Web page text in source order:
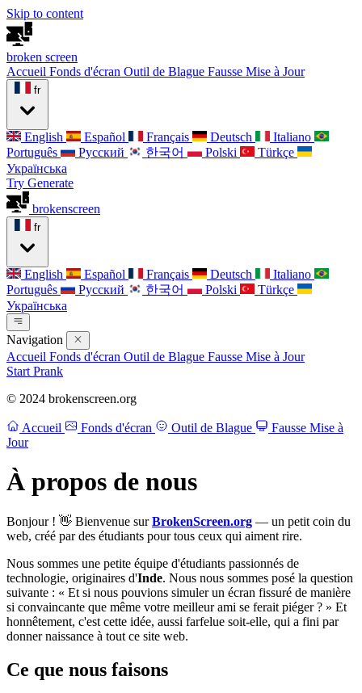
Skip to content
broken screen
Accueil Fonds d'écran Outil de Blague Fausse Mise à Jour
fr
English Español Français Deutsch
Italiano
Português
Русский 한국어 Polski
Türkçe
Українська
Try Generate
brokenscreen
fr
English Español Français Deutsch
Italiano
Português
Русский 한국어 Polski
Türkçe
Українська
Navigation
Accueil Fonds d'écran Outil de Blague Fausse Mise à Jour
Start Prank
© 2024 brokenscreen.org
Accueil Fonds d'écran Outil de Blague
Fausse Mise à
Jour
À propos de nous
Bonjour ! 👋 Bienvenue surBrokenScreen.org — un petit coin du
web, créé par des étudiants pour tous ceux qui aiment rire.
Nous sommes une petite équipe d'étudiants passionnés de
technologie, originaires d'Inde. Nous nous sommes posé la question
suivante : « Et si nous pouvions simuler un écran fissuré de manière
si convaincante que même votre meilleur ami se ferait piéger ? » Et
honnêtement, c'est cette idée, aussi farfelue soit-elle, qui a fini par
donner naissance à tout ce site web.
Ce que nous faisons